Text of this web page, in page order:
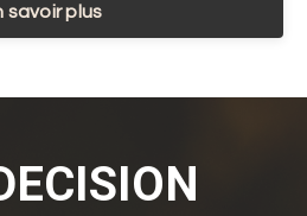
savoir plus